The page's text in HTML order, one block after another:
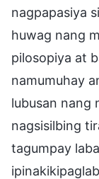
nagpapasiya
huwag nang
pilosopiya at
namumuhay
lubusan nang
nagsisilbing
tagumpay